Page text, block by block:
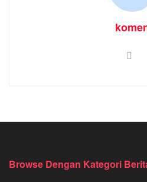
Browse Dengan Kategori